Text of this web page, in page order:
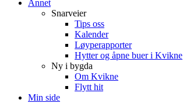
Annet
Snarveier
Tips oss
Kalender
Løyperapporter
Hytter og åpne buer i Kvikne
Ny i bygda
Om Kvikne
Flytt hit
Min side